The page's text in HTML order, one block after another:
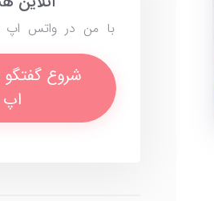
با من در واتس اپ
شروع
اپ